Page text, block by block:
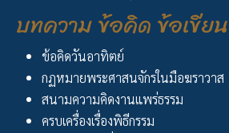
บทความ ข้อคิด ข้อเขียน
ข้อคิดวันอาทิตย์
กฏหมายพระศาสนจักรในมือฆราวาส
สนามความคิดงานแพร่ธรรม
ครบเครื่องเรื่องพิธีกรรม